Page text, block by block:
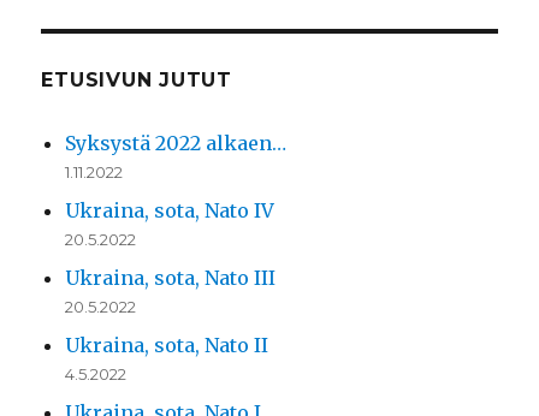
ETUSIVUN JUTUT
Syksystä 2022 alkaen…
1.11.2022
Ukraina, sota, Nato IV
20.5.2022
Ukraina, sota, Nato III
20.5.2022
Ukraina, sota, Nato II
4.5.2022